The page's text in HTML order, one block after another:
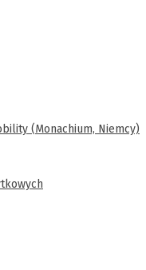
(Monachium, Niemcy)